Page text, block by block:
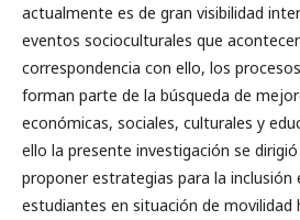
actualmente es de gran visibilidad
eventos socioculturales que
correspondencia con ello, los
forman parte de la búsqueda de
económicas, sociales, culturales y
ello la presente investigación se
proponer estrategias para la inclusión
estudiantes en situación de movilidad